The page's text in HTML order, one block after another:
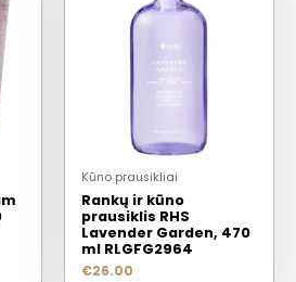
Kūno prausikliai
Rankų ir kūno
prausiklis RHS
Lavender Garden, 470
ml RLGFG2964
€26.00